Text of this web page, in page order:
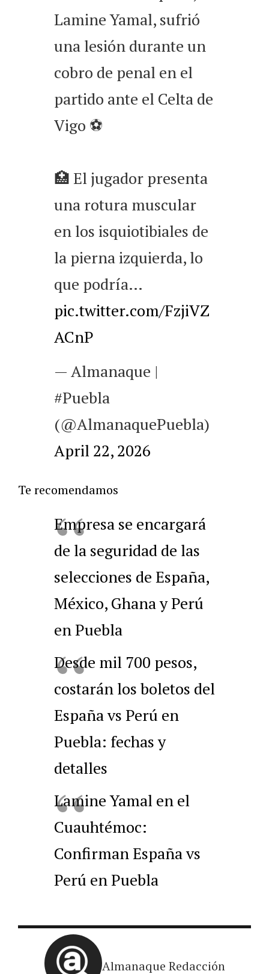
Lamine Yamal, sufrió
una lesión durante un
cobro de penal en el
partido ante el Celta de
Vigo ⚽
🏥 El jugador presenta
una rotura muscular
en los isquiotibiales de
la pierna izquierda, lo
que podría…
pic.twitter.com/FzjiVZ
ACnP
— Almanaque |
#Puebla
(@AlmanaquePuebla)
April 22, 2026
Te recomendamos
Empresa se encargará
de la seguridad de las
selecciones de España,
México, Ghana y Perú
en Puebla
Desde mil 700 pesos,
costarán los boletos del
España vs Perú en
Puebla: fechas y
detalles
Lamine Yamal en el
Cuauhtémoc:
Confirman España vs
Perú en Puebla
Almanaque Redacción